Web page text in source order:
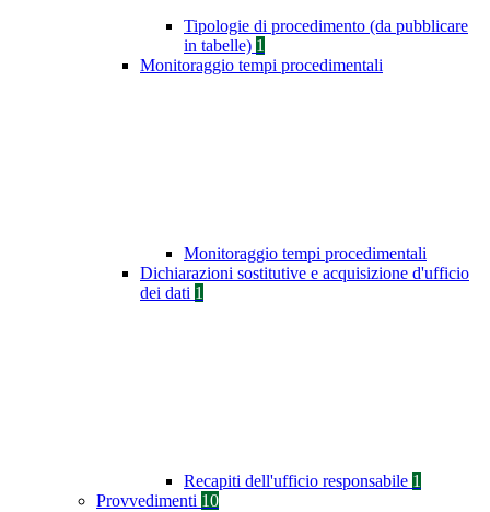
Tipologie di procedimento (da pubblicare
in tabelle) 1
Monitoraggio tempi procedimentali
Monitoraggio tempi procedimentali
Dichiarazioni sostitutive e acquisizione d'ufficio
dei dati 1
Recapiti dell'ufficio responsabile 1
Provvedimenti 10